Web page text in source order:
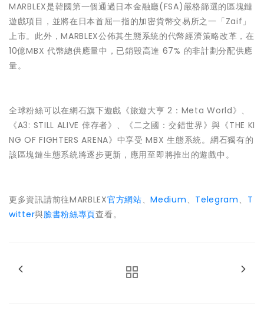
MARBLEX是韓國第一個通過日本金融廳(FSA)嚴格篩選的區塊鏈
遊戲項目，並將在日本首屈一指的加密貨幣交易所之一「Zaif」
上市。此外，MARBLEX公佈其生態系統的代幣經濟策略改革，在
10億MBX 代幣總供應量中，已銷毀高達 67% 的非計劃分配供應
量。
全球粉絲可以在網石旗下遊戲《旅遊大亨 2：Meta World》、
《A3: STILL ALIVE 倖存者》、《二之國：交錯世界》與《THE KI
NG OF FIGHTERS ARENA》中享受 MBX 生態系統。網石獨有的
該區塊鏈生態系統將逐步更新，應用至即將推出的遊戲中。
更多資訊請前往MARBLEX官方網站、Medium 、 Telegram 、 T
witter與臉書粉絲專頁查看。